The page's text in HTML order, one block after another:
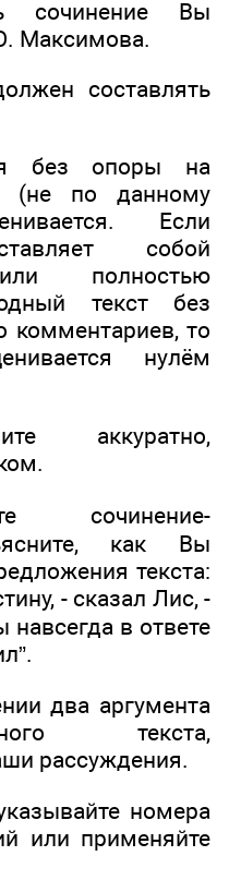
сочинение Вы
Максимова.
составлять
без опоры на
(не по данному
Если
собой
полностью
текст без
комментариев, то
нулём
аккуратно,
сочинение-
как Вы
текста:
- сказал Лис, -
в ответе
два аргумента
текста,
рассуждения.
номера
или применяйте